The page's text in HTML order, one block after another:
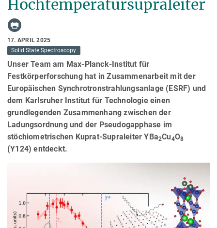
Hochtemperatursupraleiter
17. APRIL 2025
Solid State Spectroscopy
Unser Team am Max-Planck-Institut für
Festkörperforschung hat in Zusammenarbeit mit der
Europäischen Synchrotronstrahlungsanlage (ESRF) und
dem Karlsruher Institut für Technologie einen
grundlegenden Zusammenhang zwischen der
Ladungsordnung und der Pseudogapphase im
stöchiometrischen Kuprat-Supraleiter YBa2Cu4O8
(Y124) entdeckt.